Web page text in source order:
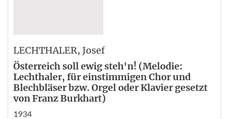
LECHTHALER, Josef
Österreich soll ewig steh'n! (Melodie:
Lechthaler, für einstimmigen Chor und
Blechbläser bzw. Orgel oder Klavier gesetzt
von Franz Burkhart)
1934